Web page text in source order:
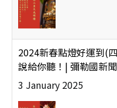
2024新春點燈好運到(
說給你聽！| 彌勒國新聞
3 January 2025